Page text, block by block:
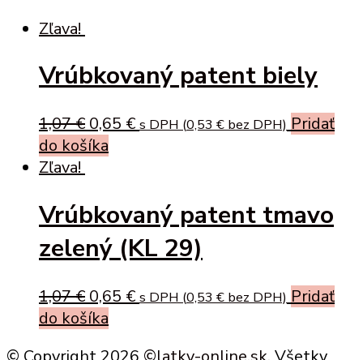
Zľava!
Vrúbkovaný patent biely
1,07€ Original
price
0,65 €Current
s DPH (0,53 € bez DPH) Pridať
do košíka
Zľava!
Vrúbkovaný patent tmavo
zelený (KL 29)
1,07€ Original
price
0,65 €Current
s DPH (0,53 € bez DPH) Pridať
do košíka